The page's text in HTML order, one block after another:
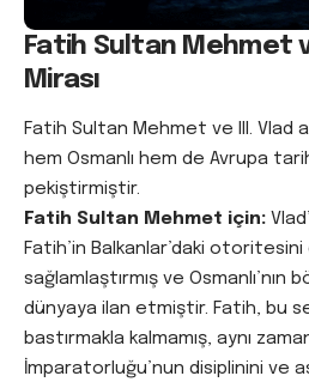
Fatih Sultan Mehmet
Mirası
Fatih Sultan Mehmet ve III. Vlad
hem Osmanlı hem de Avrupa
pekiştirmiştir.
Fatih Sultan Mehmet için:
Fatih’in Balkanlar’daki
sağlamlaştırmış ve Osmanlı’nın
dünyaya ilan etmiştir. Fatih, bu
bastırmakla kalmamış, aynı
İmparatorluğu’nun disiplinini ve